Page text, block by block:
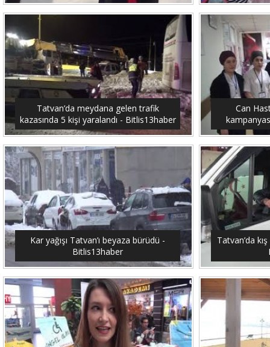
Tatvan’da meydana gelen trafik
kazasında 5 kişi yaralandı - Bitlis13haber
Can
Kar yağışı Tatvan’ı beyaza bürüdü -
Bitlis13haber
Tatvan’da